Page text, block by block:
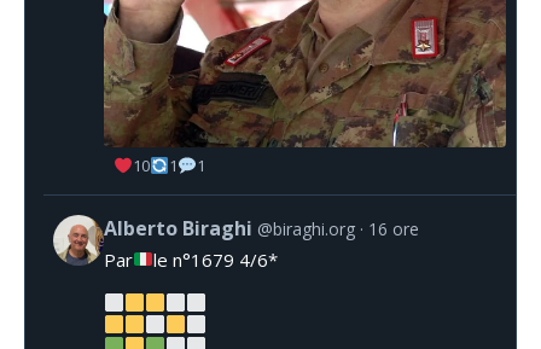
10 1 1
Alberto Biraghi @biraghi.org 16 ore
Par le n°1679 4/6*